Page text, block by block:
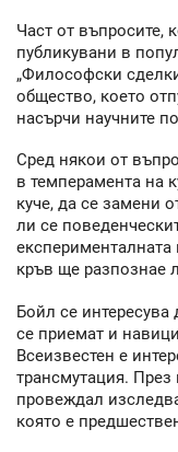
Част от въпросите,
публикувани в
„Философски
общество, което
насърчи научните
Сред някои от
в темперамента на
куче, да се замени
ли се
експерименталната
кръв ще разпознае
Бойл се
се приемат и
Всеизвестен е
трансмутация.
провеждал
която е